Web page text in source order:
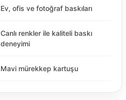
Ev, ofis ve fotoğraf baskıları
Canlı renkler ile kaliteli baskı
deneyimi
Mavi mürekkep kartuşu